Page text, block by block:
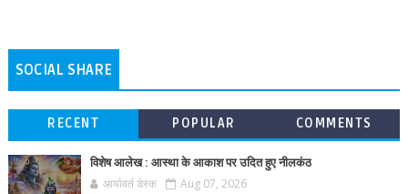
SOCIAL SHARE
RECENT POPULAR COMMENTS
विशेष आलेख : आस्था के आकाश पर उदित हुए नीलकंठ
आर्यावर्त डेस्क Aug 07, 2026